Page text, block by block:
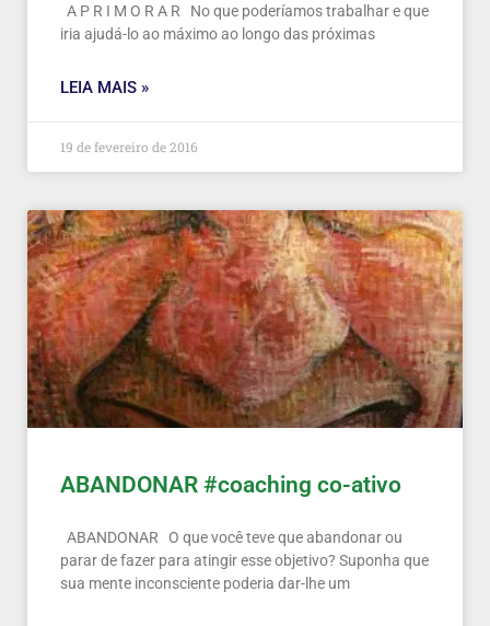
A P R I M O R A R No que poderíamos trabalhar e que
iria ajudá-lo ao máximo ao longo das próximas
LEIA MAIS »
19 de fevereiro de 2016
ABANDONAR #coaching co-ativo
ABANDONAR O que você teve que abandonar ou
parar de fazer para atingir esse objetivo? Suponha que
sua mente inconsciente poderia dar-lhe um